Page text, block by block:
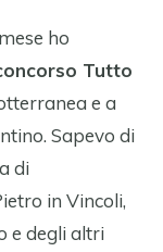
ho
Tutto
e a
Sapevo di
di
in Vincoli,
e degli altri